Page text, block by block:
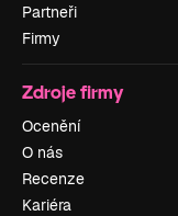
Partneři
Firmy
Zdroje firmy
Ocenění
O nás
Recenze
Kariéra